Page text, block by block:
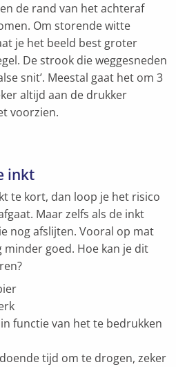
de rand van het achteraf
Om storende witte
je het beeld best groter
De strook die weggesneden
snit’. Meestal gaat het om 3
altijd aan de drukker
voorzien.
inkt
te kort, dan loop je het risico
Maar zelfs als de inkt
nog afslijten. Vooral op mat
goed. Hoe kan je dit
functie van het te bedrukken
tijd om te drogen, zeker